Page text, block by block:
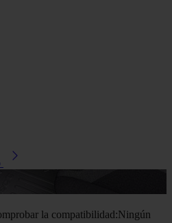
la compatibilidad:Ningún